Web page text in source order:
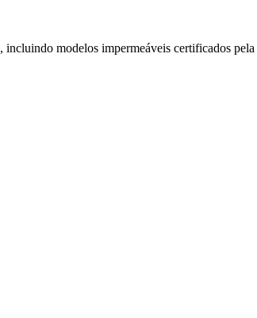
, incluindo modelos impermeáveis certificados pela